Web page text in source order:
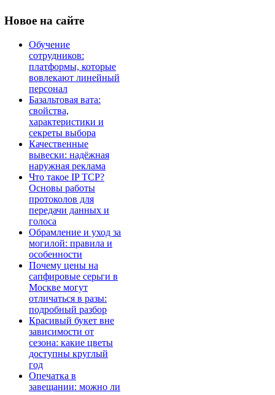
Новое на сайте
Обучение
сотрудников:
платформы, которые
вовлекают линейный
персонал
Базальтовая вата:
свойства,
характеристики и
секреты выбора
Качественные
вывески: надёжная
наружная реклама
Что такое IP TCP?
Основы работы
протоколов для
передачи данных и
голоса
Обрамление и уход за
могилой: правила и
особенности
Почему цены на
сапфировые серьги в
Москве могут
отличаться в разы:
подробный разбор
Красивый букет вне
зависимости от
сезона: какие цветы
доступны круглый
год
Опечатка в
завещании: можно ли